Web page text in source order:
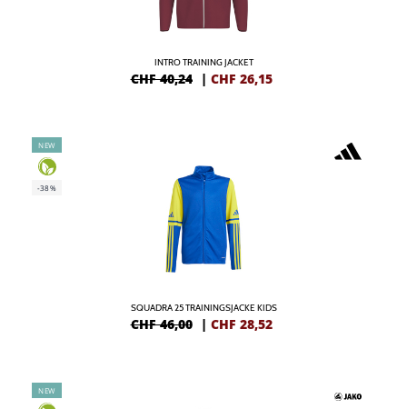
INTRO TRAINING JACKET
CHF 40,24 | CHF 26,15
NEW
-38%
SQUADRA 25 TRAININGSJACKE KIDS
CHF 46,00 | CHF 28,52
NEW